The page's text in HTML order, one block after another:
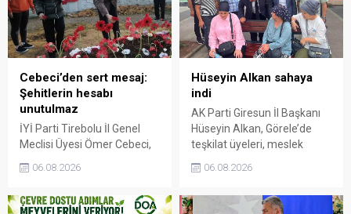
Cebeci’den sert mesaj:
Şehitlerin hesabı
unutulmaz
İYİ Parti Tirebolu İl Genel
Meclisi Üyesi Ömer Cebeci,
Cemiyeti’nin Milli Mücadele
çekti. Cebeci, Giresun’un
06.08.2026
Hüseyin Alkan sahaya
indi
AK Parti Giresun İl Başkanı
Hüseyin Alkan, Görele’de
teşkilat üyeleri, meslek
gelerek talep ve beklentileri
06.08.2026